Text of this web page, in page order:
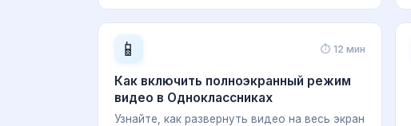
📱 ⏱ 12 мин
Как включить полноэкранный режим
видео в Одноклассниках
Узнайте, как развернуть видео на весь экран